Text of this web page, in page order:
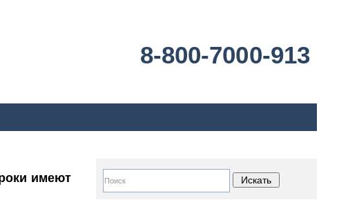
8-800-7000-913
имеют